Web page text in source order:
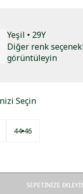
Yeşil • 29Y
Diğer renk
görüntüleyin
Seçin
44 46
SEPETİNİZE